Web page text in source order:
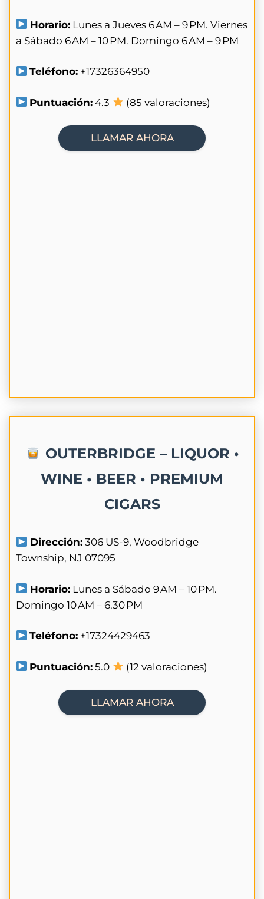
Horario: Lunes a Jueves 6 AM – 9 PM. Viernes
a Sábado 6 AM – 10 PM. Domingo 6 AM – 9 PM
Teléfono: +17326364950
Puntuación: 4.3 (85 valoraciones)
LLAMAR AHORA
OUTERBRIDGE – LIQUOR •
WINE • BEER • PREMIUM
CIGARS
Dirección: 306 US-9, Woodbridge
Township, NJ 07095
Horario: Lunes a Sábado 9 AM – 10 PM.
Domingo 10 AM – 6.30 PM
Teléfono: +17324429463
Puntuación: 5.0 (12 valoraciones)
LLAMAR AHORA